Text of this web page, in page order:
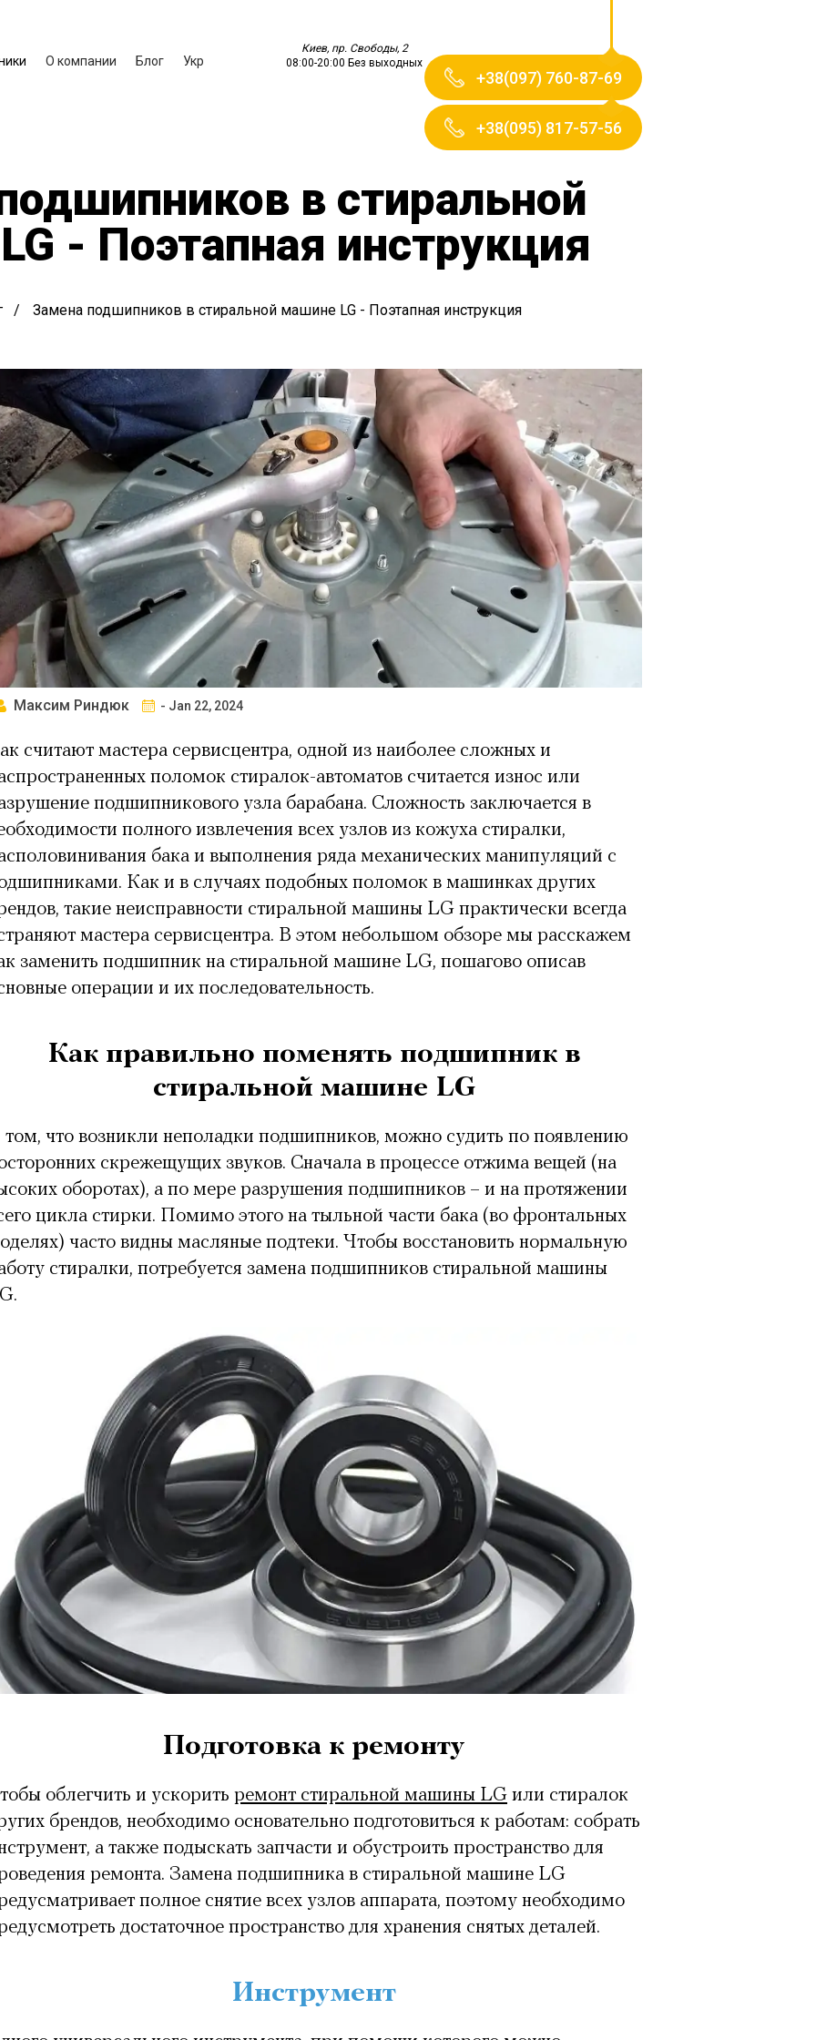
О компании Блог Укр
Киев, пр. Свободы, 2
08:00-20:00 Без выходных
+38(097) 760-87-69
+38(095) 817-57-56
в стиральной
- Поэтапная инструкция
Замена подшипников в стиральной машине LG - Поэтапная инструкция
Максим Риндюк - Jan 22, 2024
считают мастера сервисцентра, одной из наиболее сложных и
поломок стиралок-автоматов считается износ или
подшипникового узла барабана. Сложность заключается в
полного извлечения всех узлов из кожуха стиралки,
бака и выполнения ряда механических манипуляций с
Как и в случаях подобных поломок в машинках других
такие неисправности стиральной машины LG практически всегда
мастера сервисцентра. В этом небольшом обзоре мы расскажем
заменить подшипник на стиральной машине LG, пошагово описав
операции и их последовательность.
Как правильно поменять подшипник в
стиральной машине LG
что возникли неполадки подшипников, можно судить по появлению
скрежещущих звуков. Сначала в процессе отжима вещей (на
оборотах), а по мере разрушения подшипников – и на протяжении
цикла стирки. Помимо этого на тыльной части бака (во фронтальных
часто видны масляные подтеки. Чтобы восстановить нормальную
стиралки, потребуется замена подшипников стиральной машины
Подготовка к ремонту
облегчить и ускорить ремонт стиральной машины LG или стиралок
брендов, необходимо основательно подготовиться к работам: собрать
а также подыскать запчасти и обустроить пространство для
ремонта. Замена подшипника в стиральной машине LG
полное снятие всех узлов аппарата, поэтому необходимо
достаточное пространство для хранения снятых деталей.
Инструмент